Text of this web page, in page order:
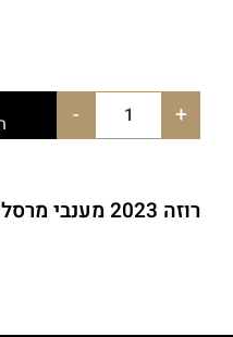
- +
רוזה 2023 מענבי מרסלאן ומלבק